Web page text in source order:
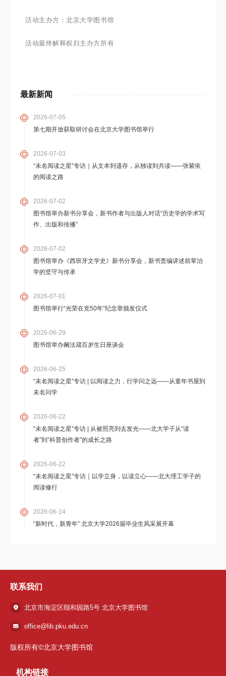
最新新闻
2026-07-05
第七期开放获取研讨会在北京大学图书馆举行
2026-07-03
“未名阅读之星”专访｜从文本到遗存，从独读到共读——张紫依
的阅读之路
2026-07-02
图书馆举办新书分享会，新书作者与出版人对话“历史学的学术写
作、出版和传播”
2026-07-02
图书馆举办《西班牙文学史》新书分享会，新书责编讲述前辈治
学的坚守与传承
2026-07-01
图书馆举行“光荣在党50年”纪念章颁发仪式
2026-06-29
图书馆举办阚法箴百岁生日座谈会
2026-06-25
“未名阅读之星”专访 | 以阅读之力，行学问之远——从童年书屋到
未名问学
2026-06-22
“未名阅读之星”专访 | 从被照亮到去发光——北大学子从“读
者”到“科普创作者”的成长之路
2026-06-22
“未名阅读之星”专访｜以学立身，以读立心——北大理工学子的
阅读修行
2026-06-14
“新时代，新青年” 北京大学2026届毕业生风采展开幕
活动主办方：北京大学图书馆
活动最终解释权归主办方所有
联系我们
北京市海淀区颐和园路5号 北京大学图书馆
office@lib.pku.edu.cn
版权所有©北京大学图书馆
机构链接